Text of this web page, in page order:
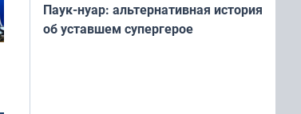
Паук-нуар: альтернативная история
об уставшем супергерое